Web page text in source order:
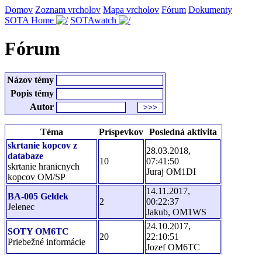
Domov Zoznam vrcholov Mapa vrcholov Fórum Dokumenty
SOTA Home
SOTAwatch
Fórum
Názov témy
Popis témy
Autor
Téma Príspevkov Posledná aktivita
skrtanie kopcov z
databaze
skrtanie hranicnych
kopcov OM/SP
10
28.03.2018,
07:41:50
Juraj OM1DI
BA-005 Geldek
Jelenec
2
14.11.2017,
00:22:37
Jakub, OM1WS
SOTY OM6TC
Priebežné informácie
20
24.10.2017,
22:10:51
Jozef OM6TC